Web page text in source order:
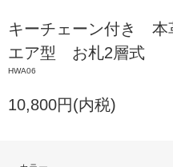
キーチェーン付き
エア型 お札2層式
HWA06
10,800円(内税)